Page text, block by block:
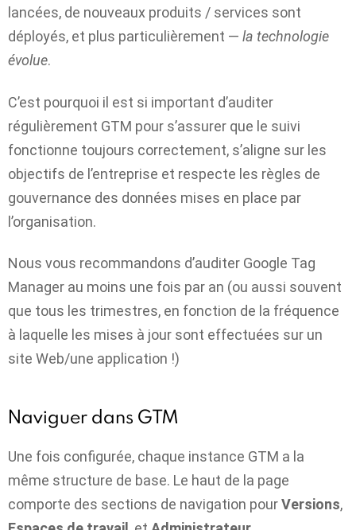
lancées, de nouveaux produits / services sont
déployés, et plus particulièrement — la technologie
évolue.
C’est pourquoi il est si important d’auditer
régulièrement GTM pour s’assurer que le suivi
fonctionne toujours correctement, s’aligne sur les
objectifs de l’entreprise et respecte les règles de
gouvernance des données mises en place par
l’organisation.
Nous vous recommandons d’auditer Google Tag
Manager au moins une fois par an (ou aussi souvent
que tous les trimestres, en fonction de la fréquence
à laquelle les mises à jour sont effectuées sur un
site Web/une application !)
Naviguer dans GTM
Une fois configurée, chaque instance GTM a la
même structure de base. Le haut de la page
comporte des sections de navigation pourVersions,